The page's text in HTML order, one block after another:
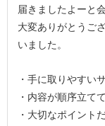
届きましたよーと
大変ありがとうご
いました。
・手に取りやすい
・内容が順序立て
・大切なポイント